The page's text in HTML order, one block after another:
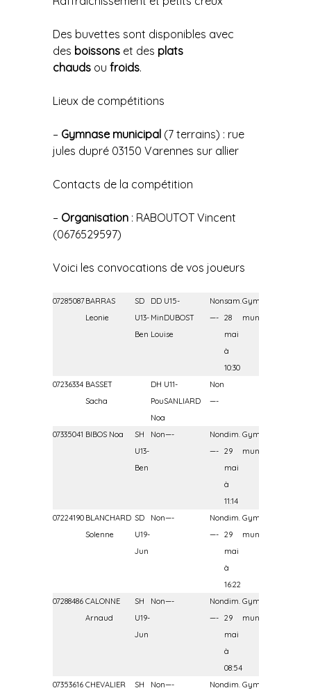
Des buvettes sont disponibles avec
des boissons et des plats
chauds oufroids.
Lieux de compétitions
– Gymnase municipal (7 terrains) : rue
jules dupré 03150 Varennes sur allier
Contacts de la compétition
– Organisation : RABOUTOT Vincent
(0676529597)
Voici les convocations de vos joueurs
07285087BARRAS
Leonie
SD
U13-
Ben
DD U15-
MinDUBOST
Louise
Non
—-
sam.
28
mai
à
10:30
Gymnase
municipal
07236334 BASSET
Sacha
DH U11-
PouSANLIARD
Noa
Non
—-
07335041 BIBOS Noa
SH
U13-
Ben
Non—-
Non
—-
dim.
29
mai
à
11:14
Gymnase
municipal
07224190 BLANCHARD
Solenne
SD
U19-
Jun
Non—-
Non
—-
dim.
29
mai
à
16:22
Gymnase
municipal
07288486 CALONNE
Arnaud
SH
U19-
Jun
Non—-
Non
—-
dim.
29
mai
à
08:54
Gymnase
municipal
07353616 CHEVALIER
SH
Non—-
Nondim. Gymnase